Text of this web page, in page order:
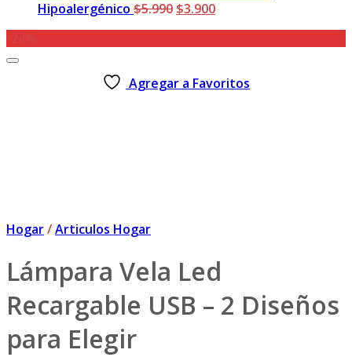
$5.900.$3.900.
Hipoalergénico $5.990 El
$5.990.
$3.900El
$3.900.
Agregar a Favoritos
Hogar/Articulos Hogar
Lámpara Vela Led
Recargable USB – 2 Diseños
para Elegir